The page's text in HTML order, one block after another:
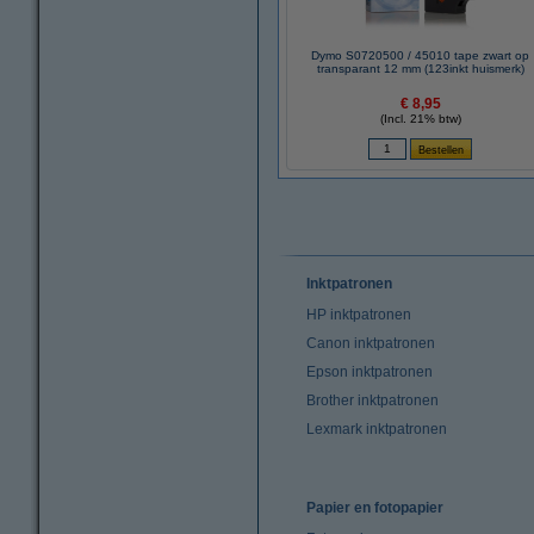
Dymo S0720500 / 45010 tape zwart op
transparant 12 mm (123inkt huismerk)
€ 8,95
(Incl. 21% btw)
Inktpatronen
HP inktpatronen
Canon inktpatronen
Epson inktpatronen
Brother inktpatronen
Lexmark inktpatronen
Papier en fotopapier